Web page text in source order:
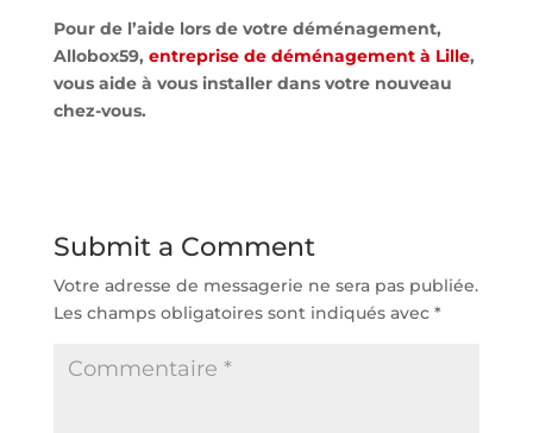
Pour de l’aide lors de votre déménagement,
Allobox59, entreprise de déménagement à Lille,
vous aide à vous installer dans votre nouveau
chez-vous.
Submit a Comment
Votre adresse de messagerie ne sera pas publiée.
Les champs obligatoires sont indiqués avec *